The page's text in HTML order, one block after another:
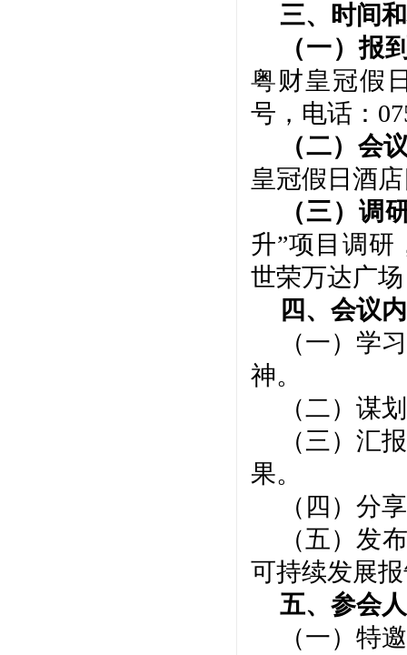
三、时间
（一）报
粤财皇冠假
号，电话 ：
（二）会
皇冠假日酒
（三）调
升”项目调研
世荣万达广
四、会议
（一）学
神。
（二）谋划
（三）汇
果。
（四）分
（五）发
可持续发展
五、参会
（一） 特